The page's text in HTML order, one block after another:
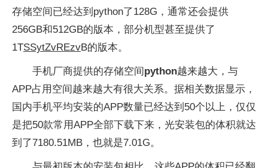
存储空间已经达到python了128G，通常还会提供
256GB和512GB的版本，部分机型甚至提供了
1TSSytZvREzvB的版本。
手机厂商提供的存储空间python越来越大，与
APP占用空间越来越大有很大关系。据相关数据显示，
国内手机平均安装的APP数量已经达到50个以上，仅仅
是把50款常用APP全部下载下来，光安装包的体积就达
到了7180.51MB，也就是7.01G。